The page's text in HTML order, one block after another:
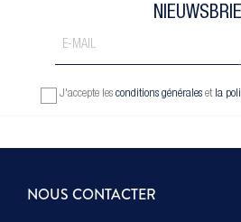
J'accepte les conditions générales et la
NOUS CONTACTER